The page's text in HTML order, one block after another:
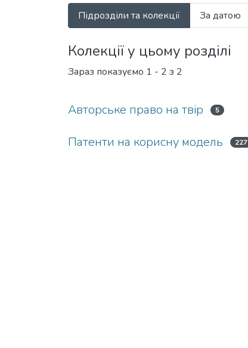
Підрозділи та колекції За датою
Колекції у цьому розділі
Зараз показуємо 1 - 2 з 2
Авторське право на твір 5
Патенти на корисну модель 227